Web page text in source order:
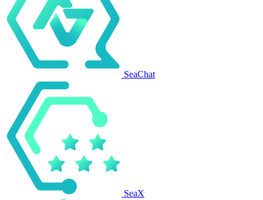
SeaChat
SeaX